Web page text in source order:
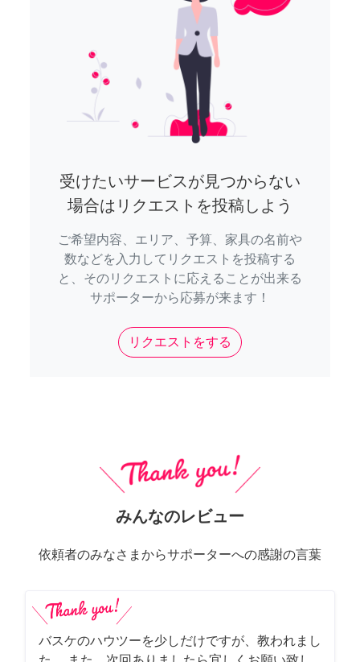
受けたいサービスが見つからない
場合はリクエストを投稿しよう
ご希望内容、エリア、予算、家具の名前や
数などを入力してリクエストを投稿する
と、そのリクエストに応えることが出来る
サポーターから応募が来ます！
リクエストをする
みんなのレビュー
依頼者のみなさまからサポーターへの感謝の言葉
バスケのハウツーを少しだけですが、教われまし